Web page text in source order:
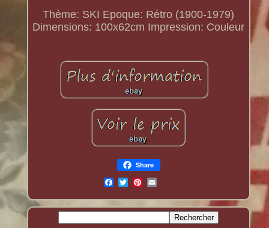
Thème: SKI Epoque: Rétro (1900-1979)
Dimensions: 100x62cm Impression: Couleur
Share